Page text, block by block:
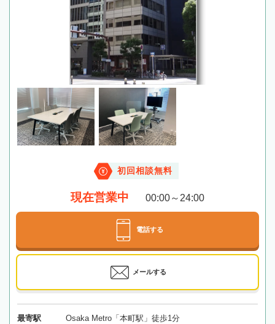
初回相談無料
現在営業中 00:00～24:00
電話する
メールする
最寄駅 Osaka Metro「本町駅」徒歩1分